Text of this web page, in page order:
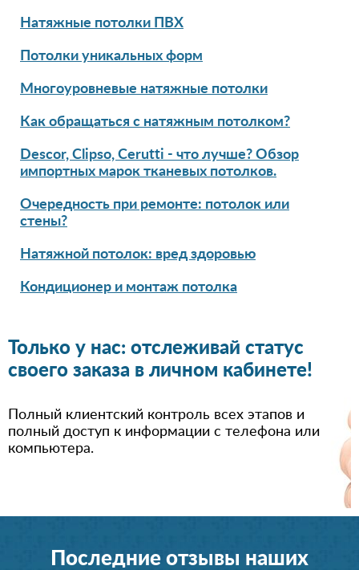
Натяжные потолки ПВХ
Потолки уникальных форм
Многоуровневые натяжные потолки
Как обращаться с натяжным потолком?
Descor, Clipso, Cerutti - что лучше? Обзор
импортных марок тканевых потолков.
Очередность при ремонте: потолок или
стены?
Натяжной потолок: вред здоровью
Кондиционер и монтаж потолка
Только у нас: отслеживай статус
своего заказа в личном кабинете!
Полный клиентский контроль всех этапов и
полный доступ к информации с телефона или
компьютера.
Последние отзывы наших